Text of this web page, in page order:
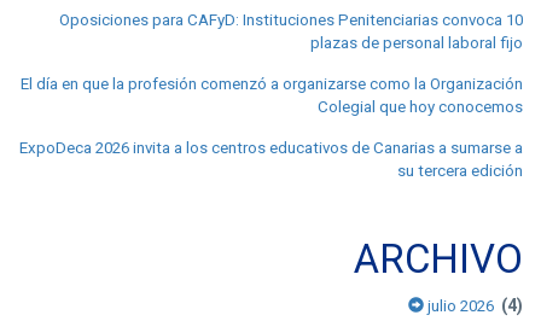
Oposiciones para CAFyD: Instituciones Penitenciarias convoca 10
plazas de personal laboral fijo
El día en que la profesión comenzó a organizarse como la Organización
Colegial que hoy conocemos
ExpoDeca 2026 invita a los centros educativos de Canarias a sumarse a
su tercera edición
ARCHIVO
julio 2026 (4)